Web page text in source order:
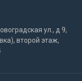
ул., д 9,
второй этаж,